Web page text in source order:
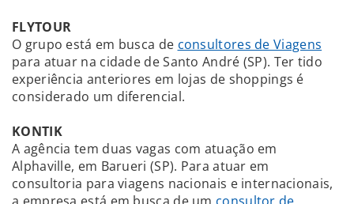
FLYTOUR
O grupo está em busca de consultores de Viagens
para atuar na cidade de Santo André (SP). Ter tido
experiência anteriores em lojas de shoppings é
considerado um diferencial.
KONTIK
A agência tem duas vagas com atuação em
Alphaville, em Barueri (SP). Para atuar em
consultoria para viagens nacionais e internacionais,
a empresa está em busca de um consultor de